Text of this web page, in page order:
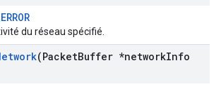
du réseau spécifié.
(PacketBuffer *networkInfo